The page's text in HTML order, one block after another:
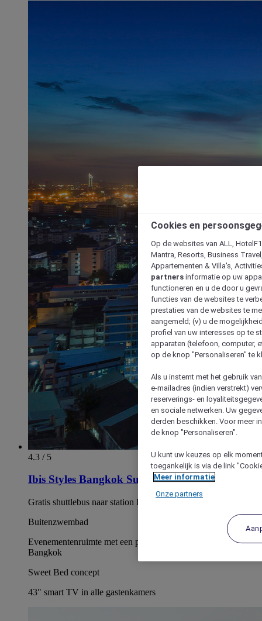
4.3 / 5
Ibis Styles Bangkok Sukhumvit Phra Khanong
Gratis shuttlebus naar station BTS Phra Khanong
Buitenzwembad
Evenementenruimte met een panoramisch uitzicht op
Bangkok
Sweet Bed concept
43" smart TV in alle gastenkamers
Cookies en
Op de websites van ALL,
Mantra, Resorts, Business
Appartementen & Villa's,
partners informatie op uw
functioneren en u de door u
functies van de websites te
prestaties van de websites te
aangemeld; (v) u de
profiel van uw interesses op te
apparaten (telefoon, computer,
op de knop "Personaliseren" te
Als u instemt met het gebruik
e-mailadres (indien verstrekt)
reserverings- en
en sociale netwerken. Uw
derden beschikken. Voor meer
de knop "Personaliseren".
U kunt uw keuzes op elk
toegankelijk is via de link
Meer informatie
Onze partners